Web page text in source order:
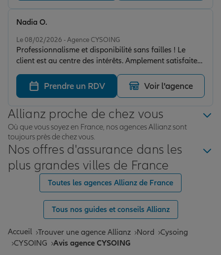
Le 08/02/2026 - Agence CYSOING
Professionnalisme et disponibilité sans failles ! Le
client est au centre des intérêts. Amplement satisfaite
après ces 5 années en tant que professionnelle de
santé ( 4 contrats dont l'unim ) Madame Laisne
accorde autant d'énergie dans la création de contrats
autant que dans sa résiliation ainsi que son suivi.
Merci et Bonne continuation !
Nadia O.
Prendre un RDV Voir l'agence
Allianz proche de chez vous
Où que vous soyez en France, nos agences Allianz sont
toujours près de chez vous.
Nos offres d'assurance dans les
plus grandes villes de France
Toutes les agences Allianz de France
Tous nos guides et conseils Allianz
Accueil Trouver une agence Allianz Nord
Cysoing
CYSOING
Avis agence CYSOING